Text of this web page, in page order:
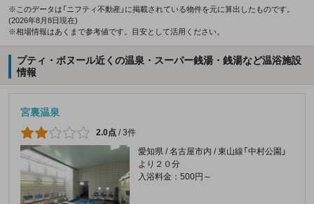
※このデータは「ニフティ不動産」に掲載されている物件を元に算出したものです。
(2026年8月8日現在)
※相場情報はあくまで参考値です。目安として活用ください。
プティ・ボヌール近くの温泉・スーパー銭湯・銭湯など温浴施設
情報
宮裏温泉
2.0点 /3件
愛知県 / 名古屋市内 / 東山線「中村公園」
より２０分
入浴料金：500円～